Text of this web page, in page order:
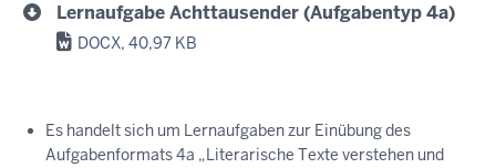
Lernaufgabe Achttausender (Aufgabentyp 4a)
DOCX, 40,97 KB
Es handelt sich um Lernaufgaben zur Einübung des
Aufgabenformats 4a „Literarische Texte verstehen und